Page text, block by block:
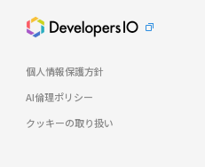
個人情報保護方針
AI倫理ポリシー
クッキーの取り扱い